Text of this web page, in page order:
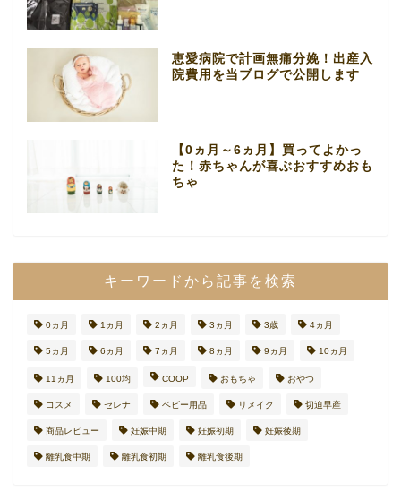
恵愛病院で計画無痛分娩！出産入
院費用を当ブログで公開します
【0ヵ月～6ヵ月】買ってよかっ
た！赤ちゃんが喜ぶおすすめおも
ちゃ
キーワードから記事を検索
0ヵ月 1ヵ月 2ヵ月 3ヵ月 3歳 4ヵ月
5ヵ月 6ヵ月 7ヵ月 8ヵ月 9ヵ月 10ヵ月
11ヵ月 100均 COOP おもちゃ おやつ
コスメ セレナ ベビー用品 リメイク 切迫早産
商品レビュー 妊娠中期 妊娠初期 妊娠後期
離乳食中期 離乳食初期 離乳食後期